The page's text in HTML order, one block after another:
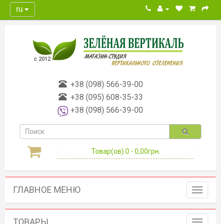
ru
с 2012
+38 (098) 566-39-00
+38 (095) 608-35-33
+38 (098) 566-39-00
Товар(ов) 0 - 0,00грн.
Toggle
ГЛАВНОЕ МЕНЮ